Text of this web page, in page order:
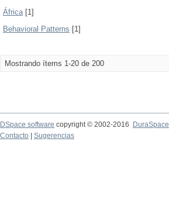
África[1]
Behavioral Patterns [1]
Mostrando ítems 1-20 de 200
DSpace software copyright © 2002-2016
DuraSpace
Contacto
Sugerencias